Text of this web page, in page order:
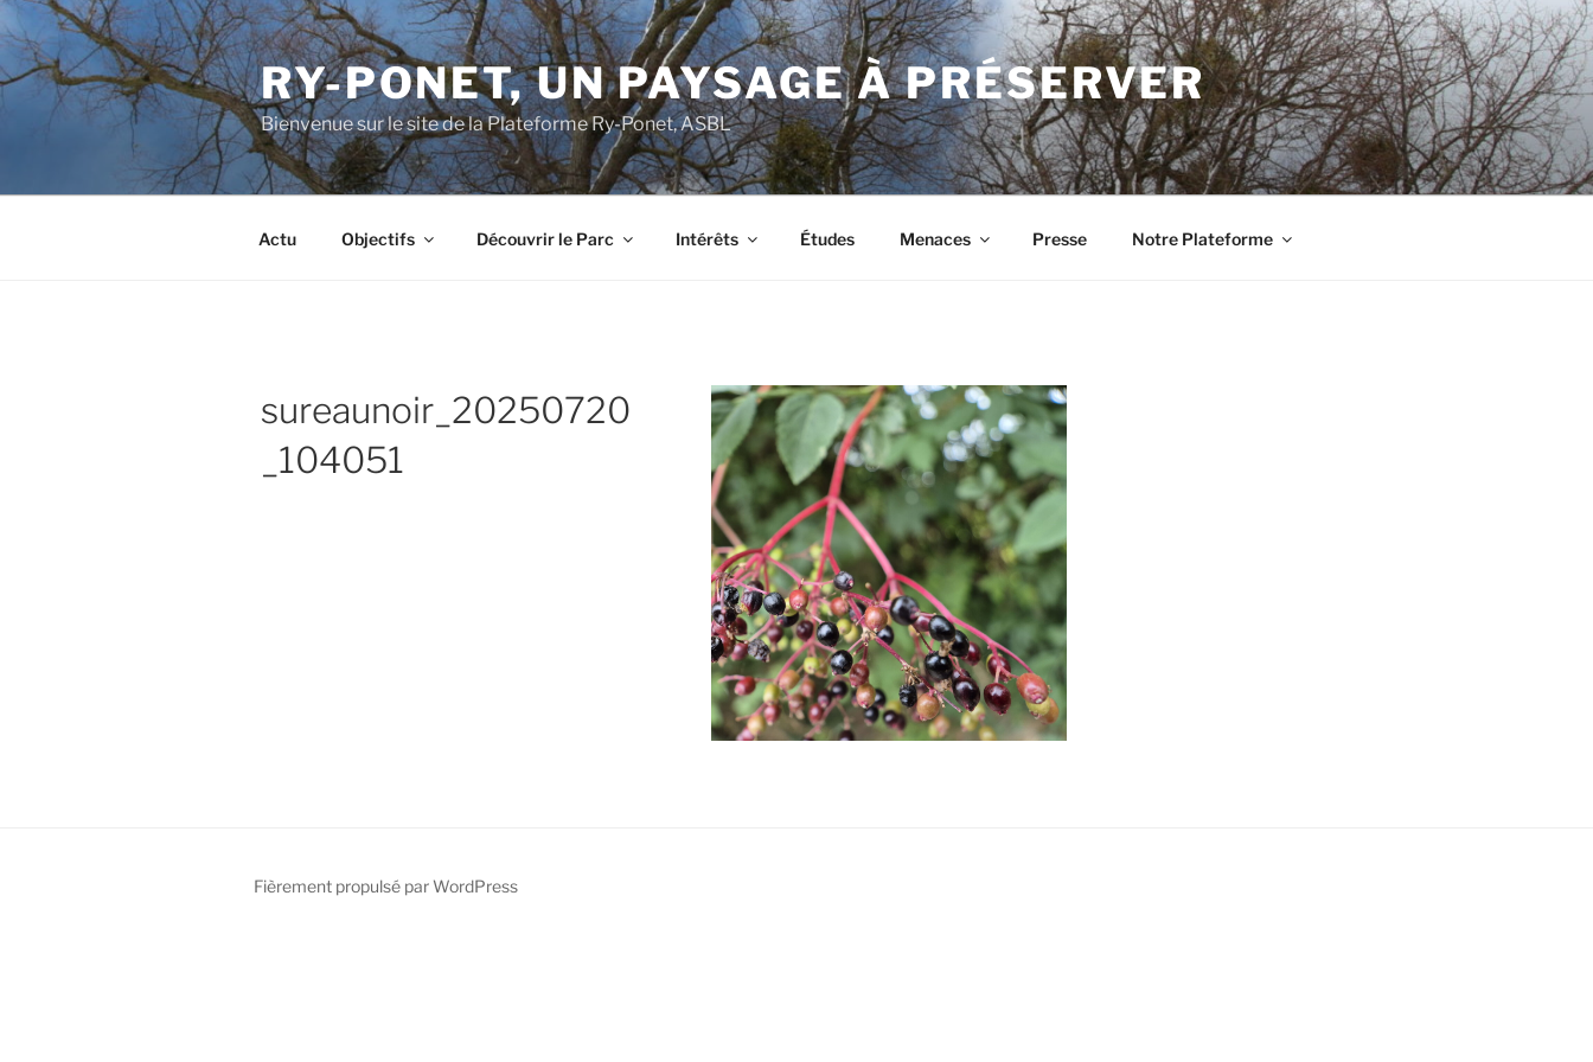
Aller
au
contenu
principal
RY-PONET, UN PAYSAGE À PRÉSERVER
Bienvenue sur le site de la Plateforme Ry-Ponet, ASBL
Actu Objectifs Découvrir le Parc Intérêts Études Menaces Presse Notre Plateforme
sureaunoir_20250720
_104051
Fièrement propulsé par WordPress